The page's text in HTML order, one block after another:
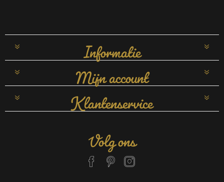
Informatie
Mijn account
Klantenservice
Volg ons